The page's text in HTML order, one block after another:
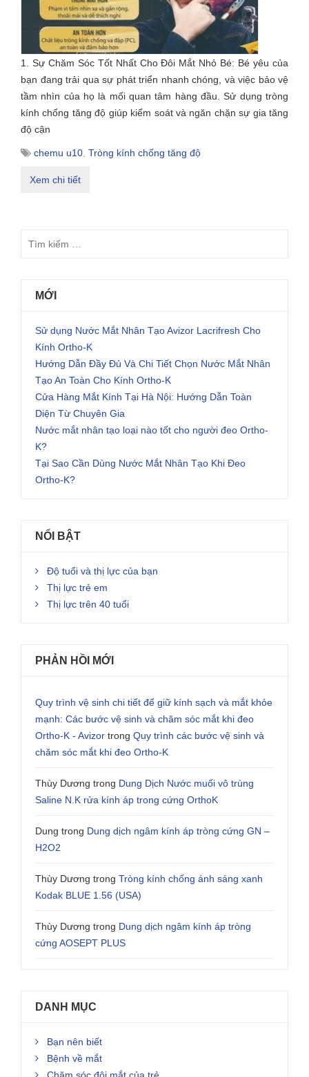
1. Sự Chăm Sóc Tốt Nhất Cho Đôi Mắt Nhỏ Bé: Bé yêu của
bạn đang trải qua sự phát triển nhanh chóng, và việc bảo vệ
tầm nhìn của họ là mối quan tâm hàng đầu. Sử dụng tròng
kính chống tăng độ giúp kiểm soát và ngăn chặn sự gia tăng
độ cận
chemu u10 Tròng kính chống tăng độ
Xem chi tiết
MỚI
Sử dụng Nước Mắt Nhân Tạo Avizor Lacrifresh Cho
Kính Ortho-K
Hướng Dẫn Đầy Đủ Và Chi Tiết Chọn Nước Mắt Nhân
Tạo An Toàn Cho Kính Ortho-K
Cửa Hàng Mắt Kính Tại Hà Nội: Hướng Dẫn Toàn
Diện Từ Chuyên Gia
Nước mắt nhân tạo loại nào tốt cho người đeo Ortho-
K?
Tại Sao Cần Dùng Nước Mắt Nhân Tạo Khi Đeo
Ortho-K?
NỔI BẬT
Độ tuổi và thị lực của bạn
Thị lực trẻ em
Thị lực trên 40 tuổi
PHẢN HỒI MỚI
Quy trình vệ sinh chi tiết để giữ kính sạch và mắt khỏe
mạnh: Các bước vệ sinh và chăm sóc mắt khi đeo
Ortho-K - Avizor trong Quy trình các bước vệ sinh và
chăm sóc mắt khi đeo Ortho-K
Thùy Dương trong Dung Dịch Nước muối vô trùng
Saline N.K rửa kính áp trong cứng OrthoK
Dung trong Dung dịch ngâm kính áp tròng cứng GN –
H2O2
Thùy Dương trong Tròng kính chống ánh sáng xanh
Kodak BLUE 1.56 (USA)
Thùy Dương trong Dung dịch ngâm kính áp tròng
cứng AOSEPT PLUS
DANH MỤC
Bạn nên biết
Bệnh về mắt